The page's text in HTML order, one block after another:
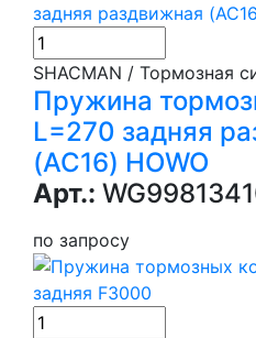
SHACMAN / Тормозная
Пружина
L=270 задняя
(AC16) HOWO
Арт.:
по запросу